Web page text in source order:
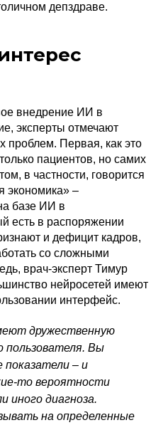
депздраве.
внедрение ИИ в
эксперты отмечают
проблем. Первая, как это
пациентов, но самих
в частности, говорится
экономика» –
базе ИИ в
есть в распоряжении
и дефицит кадров,
со сложными
врач-эксперт Тимур
нейросетей имеют
интерфейс.
дружественную
пользователя. Вы
показатели – и
то вероятности
иного диагноза.
на определенные
материалов
— обязательна